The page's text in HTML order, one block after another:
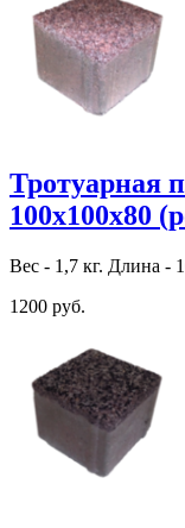
Тротуарная
100х100х80
Вес - 1,7 кг. Длина
1200 руб.